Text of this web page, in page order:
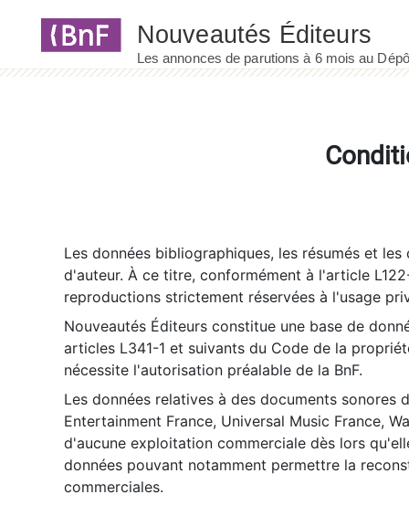
Les données bibliographiques, les résumés et
d'auteur. À ce titre, conformément à l'article
reproductions strictement réservées à l'usage
Nouveautés Éditeurs constitue une base de
articles L341-1 et suivants du Code de la
nécessite l'autorisation préalable de la BnF.
Les données relatives à des documents sonores
Entertainment France, Universal Music France,
d'aucune exploitation commerciale dès lors
données pouvant notamment permettre la
commerciales.